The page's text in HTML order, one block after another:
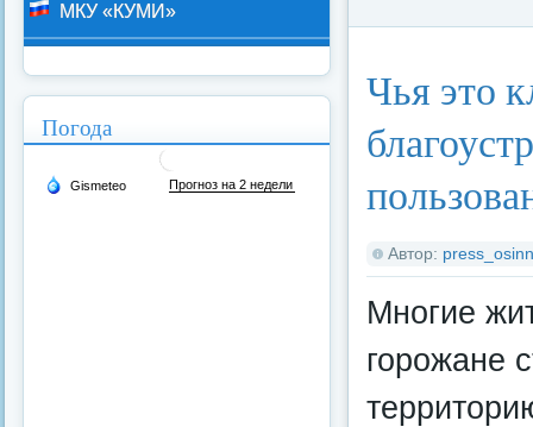
Чья это
Автор:
Многие
горожане
МКУ «КУМИ»
Погода